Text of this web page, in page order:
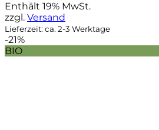
Enthält 19% MwSt.
zzgl. Versand
Lieferzeit: ca. 2-3 Werktage
-21%
BIO